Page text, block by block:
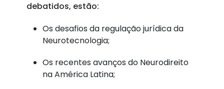
debatidos, estão:
Os desafios da regulação jurídica da
Neurotecnologia;
Os recentes avanços do Neurodireito
na América Latina;